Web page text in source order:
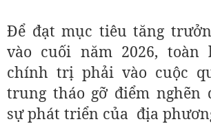
Để đạt mục tiêu tăng
vào cuối năm 2026, toàn
chính trị phải vào cuộc
trung tháo gỡ điểm nghẽn
sự phát triển của địa